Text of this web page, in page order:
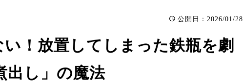
公開日 ：2026/01/28
！放置してしまった鉄瓶を劇
出し」の魔法